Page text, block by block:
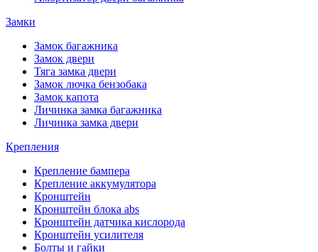
Замки
Замок багажника
Замок двери
Тяга замка двери
Замок лючка бензобака
Замок капота
Личинка замка багажника
Личинка замка двери
Крепления
Крепление бампера
Крепление аккумулятора
Кронштейн
Кронштейн блока abs
Кронштейн датчика кислорода
Кронштейн усилителя
Болты и гайки